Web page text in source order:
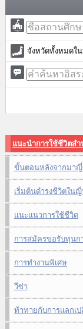
จังหวัดทั้งหมดใ
แนะนำการใช้ชีวิตส
ขั้นตอนหลังจากมา
เริ่มต้นดำรงชีวิตใน
แนะแนวการใช้ชีวิต
การสมัครขอรับทุนก
การทำงานพิเศษ
วีซ่า
ท้าทายกับการแลกเ